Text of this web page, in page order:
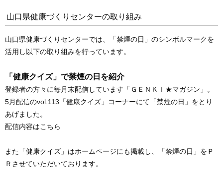
山口県健康づくりセンターの取り組み
山口県健康づくりセンターでは、「禁煙の日」のシンボルマークを
活用し以下の取り組みを行っています。
「健康クイズ」で禁煙の日を紹介
登録者の方々に毎月末配信しています「ＧＥＮＫＩ★マガジン」。
5月配信のvol.113「健康クイズ」コーナーにて「禁煙の日」をとり
あげました。
配信内容はこちら
また「健康クイズ」はホームページにも掲載し、「禁煙の日」をＰ
Ｒさせていただいております。